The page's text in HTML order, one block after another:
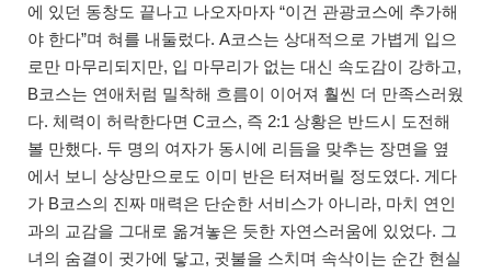
에 있던 동창도 끝나고 나오자마자 “이건 관광코스에 추가해
야 한다”며 혀를 내둘렀다. A코스는 상대적으로 가볍게 입으
로만 마무리되지만, 입 마무리가 없는 대신 속도감이 강하고,
B코스는 연애처럼 밀착해 흐름이 이어져 훨씬 더 만족스러웠
다. 체력이 허락한다면 C코스, 즉 2:1 상황은 반드시 도전해
볼 만했다. 두 명의 여자가 동시에 리듬을 맞추는 장면을 옆
에서 보니 상상만으로도 이미 반은 터져버릴 정도였다. 게다
가 B코스의 진짜 매력은 단순한 서비스가 아니라, 마치 연인
과의 교감을 그대로 옮겨놓은 듯한 자연스러움에 있었다. 그
녀의 숨결이 귓가에 닿고, 귓불을 스치며 속삭이는 순간 현실